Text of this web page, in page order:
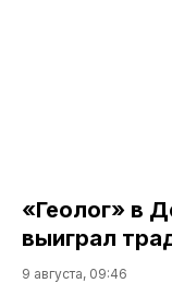
«Геолог» в
выиграл
9 августа, 09:46